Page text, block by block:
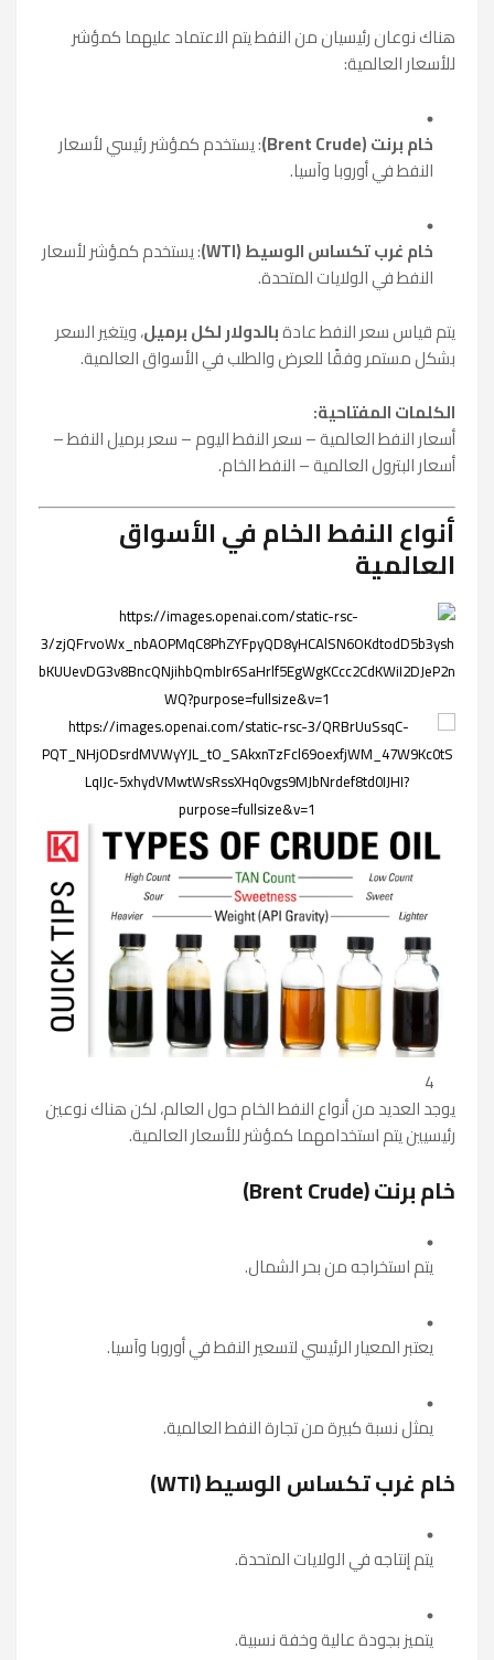
هناك نوعان رئيسيان من النفط يتم الاعتماد عليهما كمؤشر
للأسعار العالمية:
خام برنت (Brent Crude)
: يستخدم كمؤشر رئيسي لأسعار
النفط في أوروبا وآسيا.
خام غرب تكساس الوسيط (WTI)
: يستخدم كمؤشر لأسعار
النفط في الولايات المتحدة.
يتم قياس سعر النفط عادةبالدولار لكل برميل، ويتغير السعر
بشكل مستمر وفقًا للعرض والطلب في الأسواق العالمية.
الكلمات المفتاحية:
أسعار النفط العالمية – سعر النفط اليوم – سعر برميل النفط –
أسعار البترول العالمية – النفط الخام.
أنواع النفط الخام في الأسواق
العالمية
4
يوجد العديد من أنواع النفط الخام حول العالم، لكن هناك نوعين
رئيسيين يتم استخدامهما كمؤشر للأسعار العالمية.
خام برنت (Brent Crude)
يتم استخراجه من بحر الشمال.
يعتبر المعيار الرئيسي لتسعير النفط في أوروبا وآسيا.
يمثل نسبة كبيرة من تجارة النفط العالمية.
خام غرب تكساس الوسيط (WTI)
يتم إنتاجه في الولايات المتحدة.
يتميز بجودة عالية وخفة نسبية.